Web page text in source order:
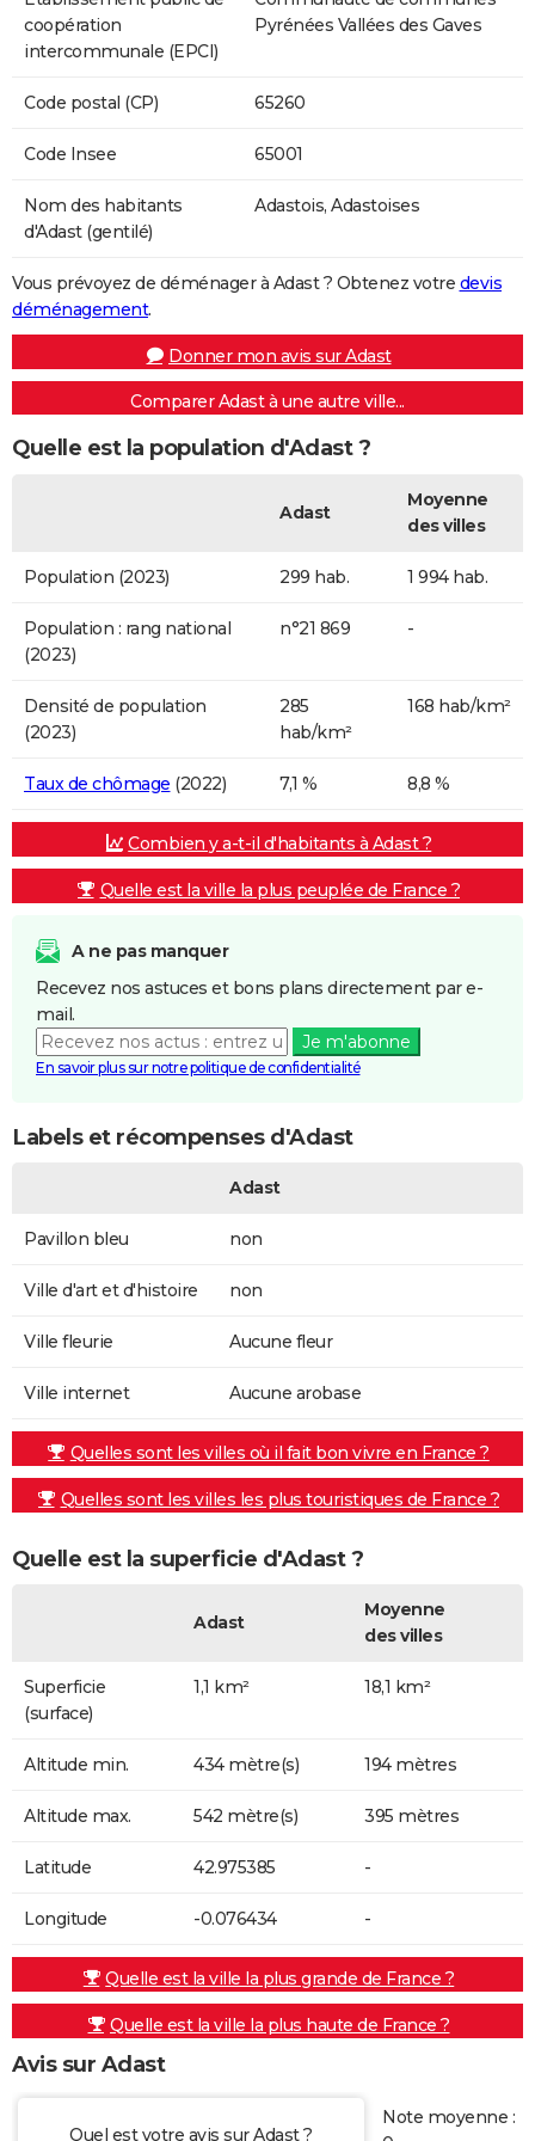
coopération
intercommunale (EPCI)
Pyrénées Vallées des Gaves
Code postal (CP) 65260
Code Insee 65001
Nom des habitants
d'Adast (gentilé)
Adastois, Adastoises
Vous prévoyez de déménager à Adast ? Obtenez votre devis
déménagement.
Donner mon avis sur Adast
Comparer Adast à une autre ville...
Quelle est la population d'Adast ?
Adast
Moyenne
des villes
Population (2023) 299 hab. 1 994 hab.
Population : rang national
(2023)
n°21 869 -
Densité de population
(2023)
285
hab/km²
168 hab/km²
Taux de chômage (2022) 7,1 % 8,8 %
Combien y a-t-il d'habitants à Adast ?
Quelle est la ville la plus peuplée de France ?
A ne pas manquer
Recevez nos astuces et bons plans directement par e-
mail.
Je m'abonne
En savoir plus sur notre politique de confidentialité
Labels et récompenses d'Adast
Adast
Pavillon bleu non
Ville d'art et d'histoire non
Ville fleurie Aucune fleur
Ville internet Aucune arobase
Quelles sont les villes où il fait bon vivre en France ?
Quelles sont les villes les plus touristiques de France ?
Quelle est la superficie d'Adast ?
Adast
Moyenne
des villes
Superficie
(surface)
1,1 km² 18,1 km²
Altitude min. 434 mètre(s) 194 mètres
Altitude max. 542 mètre(s) 395 mètres
Latitude 42.975385 -
Longitude -0.076434 -
Quelle est la ville la plus grande de France ?
Quelle est la ville la plus haute de France ?
Avis sur Adast
Quel est votre avis sur Adast ?
Note moyenne :